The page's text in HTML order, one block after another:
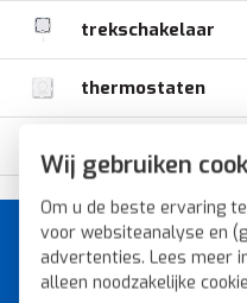
Wij gebruiken
Om u de beste ervaring
voor websiteanalyse en
advertenties. Lees meer
alleen noodzakelijke
trekschakelaar
thermostaten
A-merk
de laagste prijs.